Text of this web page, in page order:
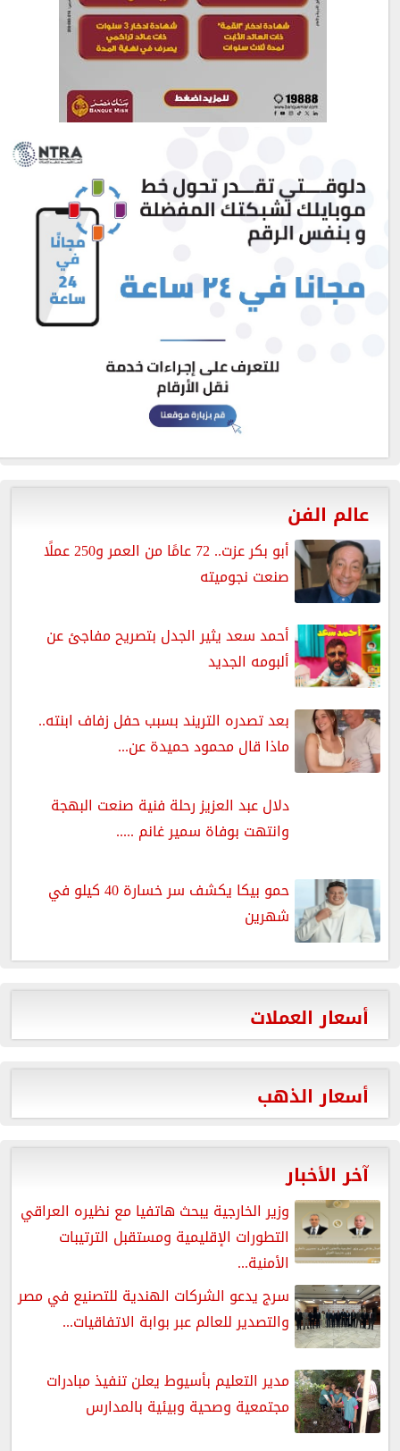
عالم الفن
أبو بكر عزت.. 72 عامًا من العمر و250 عملًا
صنعت نجوميته
أحمد سعد يثير الجدل بتصريح مفاجئ عن
ألبومه الجديد
بعد تصدره التريند بسبب حفل زفاف ابنته..
ماذا قال محمود حميدة عن...
دلال عبد العزيز رحلة فنية صنعت البهجة
وانتهت بوفاة سمير غانم .....
حمو بيكا يكشف سر خسارة 40 كيلو في
شهرين
أسعار العملات
أسعار الذهب
آخر الأخبار
وزير الخارجية يبحث هاتفيا مع نظيره العراقي
التطورات الإقليمية ومستقبل الترتيبات
الأمنية...
سرج يدعو الشركات الهندية للتصنيع في مصر
والتصدير للعالم عبر بوابة الاتفاقيات...
مدير التعليم بأسيوط يعلن تنفيذ مبادرات
مجتمعية وصحية وبيئية بالمدارس